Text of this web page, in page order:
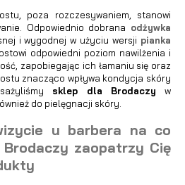
poza rozczesywaniem, stanowi
Odpowiednio dobrana odżywka
i wygodnej w użyciu wersji pianka
odpowiedni poziom nawilżenia i
zapobiegając ich łamaniu się oraz
znacząco wpływa kondycja skóry
sklep dla Brodaczy w
do pielęgnacji skóry.
u barbera na co
zaopatrzy Cię